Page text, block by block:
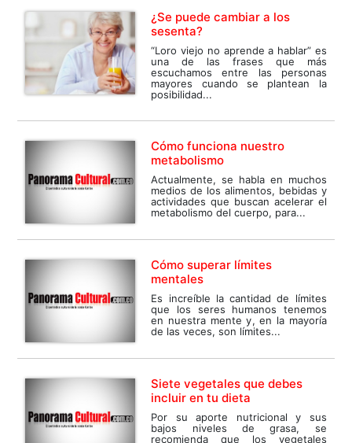
¿Se puede cambiar a los
sesenta?
“Loro viejo no aprende a hablar” es
una de las frases que más
escuchamos entre las personas
mayores cuando se plantean la
posibilidad...
Cómo funciona nuestro
metabolismo
Actualmente, se habla en muchos
medios de los alimentos, bebidas y
actividades que buscan acelerar el
metabolismo del cuerpo, para...
Cómo superar límites
mentales
Es increíble la cantidad de límites
que los seres humanos tenemos
en nuestra mente y, en la mayoría
de las veces, son límites...
Siete vegetales que debes
incluir en tu dieta
Por su aporte nutricional y sus
bajos niveles de grasa, se
recomienda que los vegetales